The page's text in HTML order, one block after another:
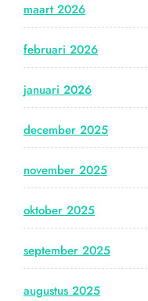
maart 2026
februari 2026
januari 2026
december 2025
november 2025
oktober 2025
september 2025
augustus 2025